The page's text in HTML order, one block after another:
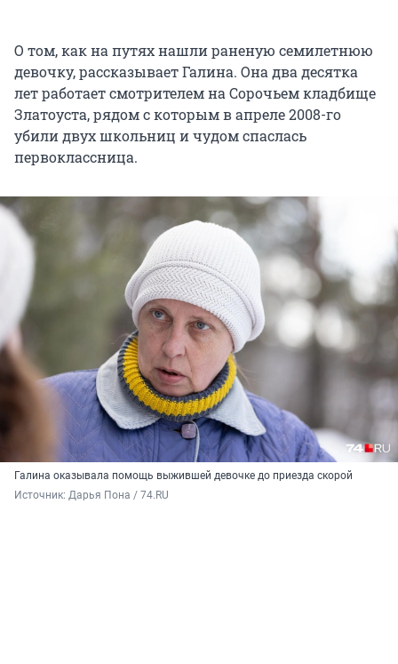
О том, как на путях нашли раненую семилетнюю
девочку, рассказывает Галина. Она два десятка
лет работает смотрителем на Сорочьем кладбище
Златоуста, рядом с которым в апреле 2008-го
убили двух школьниц и чудом спаслась
первоклассница.
Галина оказывала помощь выжившей девочке до приезда скорой
Источник: Дарья Пона / 74.RU